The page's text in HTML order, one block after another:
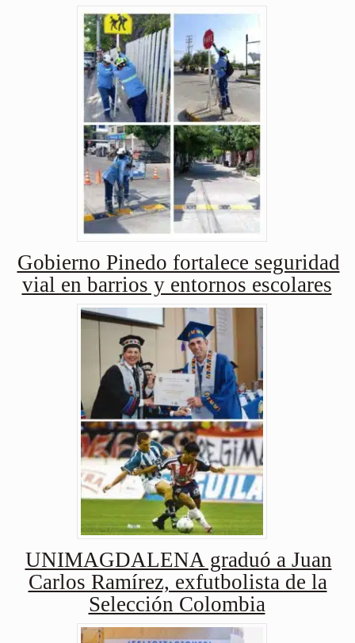
Gobierno Pinedo fortalece seguridad
vial en barrios y entornos escolares
UNIMAGDALENA graduó a Juan
Carlos Ramírez, exfutbolista de la
Selección Colombia